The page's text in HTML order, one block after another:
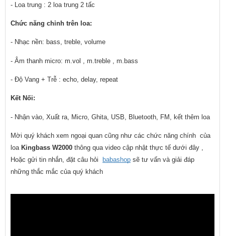
- Loa trung : 2 loa trung 2 tấc
Chức năng chỉnh trên loa:
- Nhạc nền: bass, treble, volume
- Âm thanh micro: m.vol , m.treble , m.bass
- Độ Vang + Trễ : echo, delay, repeat
Kết Nối:
- Nhận vào, Xuất ra, Micro, Ghita, USB, Bluetooth, FM, kết thêm loa
Mời quý khách xem ngoại quan cũng như các chức năng chính  của
loa Kingbass W2000 thông qua video cập nhật thực tế dưới đây ,
Hoặc gửi tin nhắn, đặt câu hỏi
babashop sẽ tư vấn và giải đáp
những thắc mắc của quý khách